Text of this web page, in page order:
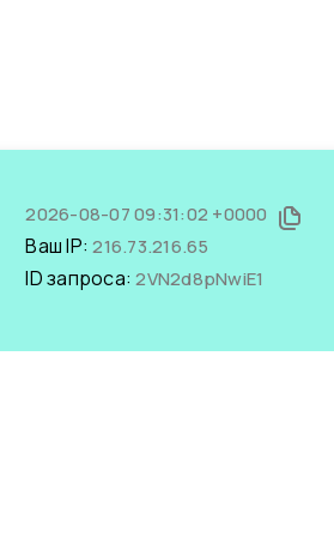
2026-08-07 09:31:02 +0000
Ваш IP:216.73.216.65
ID запроса:2VN2d8pNwiE1